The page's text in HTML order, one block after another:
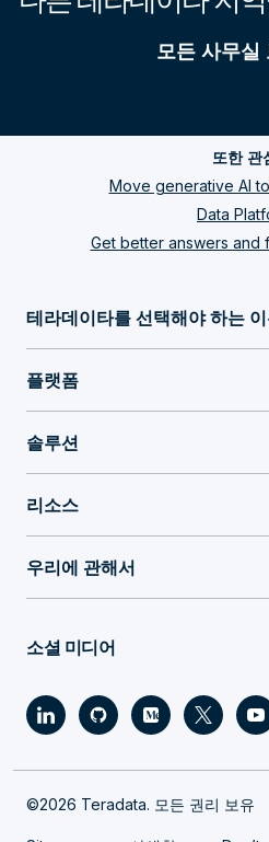
모든 사무실
또한 관
Move generative AI
Data
Get better answers and
테라데이타를 선택해야 하는
플랫폼
솔루션
리소스
우리에 관해서
소셜 미디어
©2026 Teradata. 모든 권리 보유